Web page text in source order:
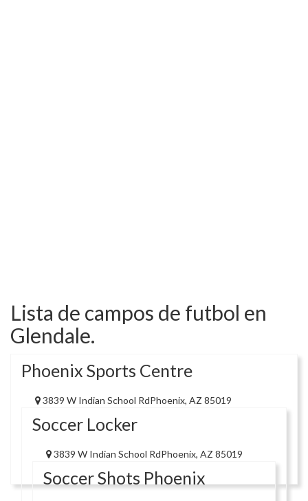
Lista de campos de futbol en
Glendale.
Phoenix Sports Centre
3839 W Indian School RdPhoenix, AZ 85019
Soccer Locker
3839 W Indian School RdPhoenix, AZ 85019
Soccer Shots Phoenix